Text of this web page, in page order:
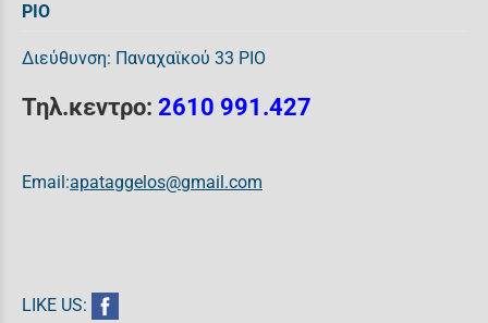
ΡΙΟ
Διεύθυνση: Παναχαϊκού 33 ΡΙΟ
Τηλ.κεντρο: 2610 991.427
Email:apataggelos@gmail.com
LIKE US: